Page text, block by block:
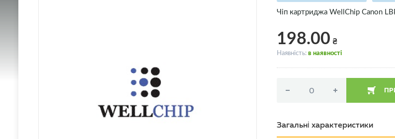
Чіп картриджа WellChip Canon
198.00 ₴
Наявність:в наявності
Загальні характеристики